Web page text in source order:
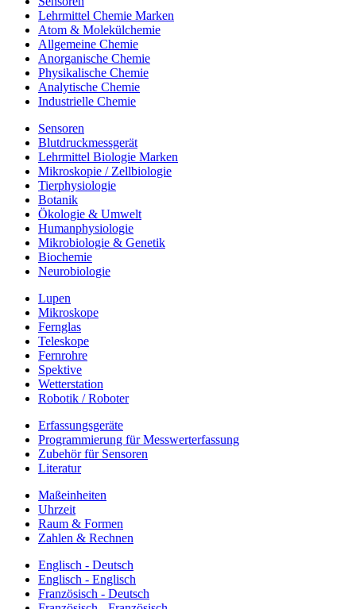
Lehrmittel Chemie Marken
Atom & Molekülchemie
Allgemeine Chemie
Anorganische Chemie
Physikalische Chemie
Analytische Chemie
Industrielle Chemie
Sensoren
Blutdruckmessgerät
Lehrmittel Biologie Marken
Mikroskopie / Zellbiologie
Tierphysiologie
Botanik
Ökologie & Umwelt
Humanphysiologie
Mikrobiologie & Genetik
Biochemie
Neurobiologie
Lupen
Mikroskope
Fernglas
Teleskope
Fernrohre
Spektive
Wetterstation
Robotik / Roboter
Erfassungsgeräte
Programmierung für Messwerterfassung
Zubehör für Sensoren
Literatur
Maßeinheiten
Uhrzeit
Raum & Formen
Zahlen & Rechnen
Englisch - Deutsch
Englisch - Englisch
Französisch - Deutsch